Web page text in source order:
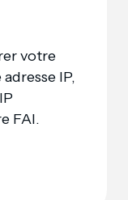
votre
IP,
FAI.